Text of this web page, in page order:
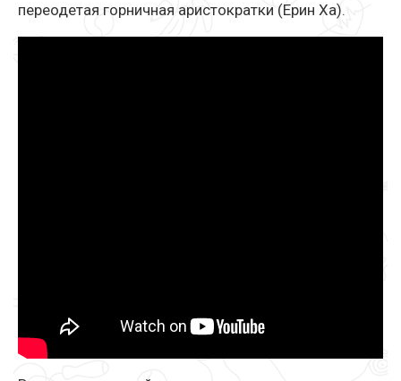
переодетая горничная аристократки (Ерин Ха).